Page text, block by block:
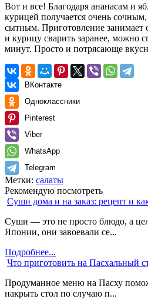
Вот и все! Благодаря ананасам и
курицей получается очень
сытным. Приготовление занимает
и курицу сварить заранее, можно
минут. Просто и потрясающе
ВКонтакте
Одноклассники
Pinterest
Viber
WhatsApp
Telegram
Метки: салаты
Рекомендую посмотреть
Суши дома и на заказ: рецепт и
Суши — это не просто блюдо, а
Японии, они завоевали се...
Подробнее...
Что приготовить на Пасхальный
Продуманное меню на Пасху
накрыть стол по случаю п...